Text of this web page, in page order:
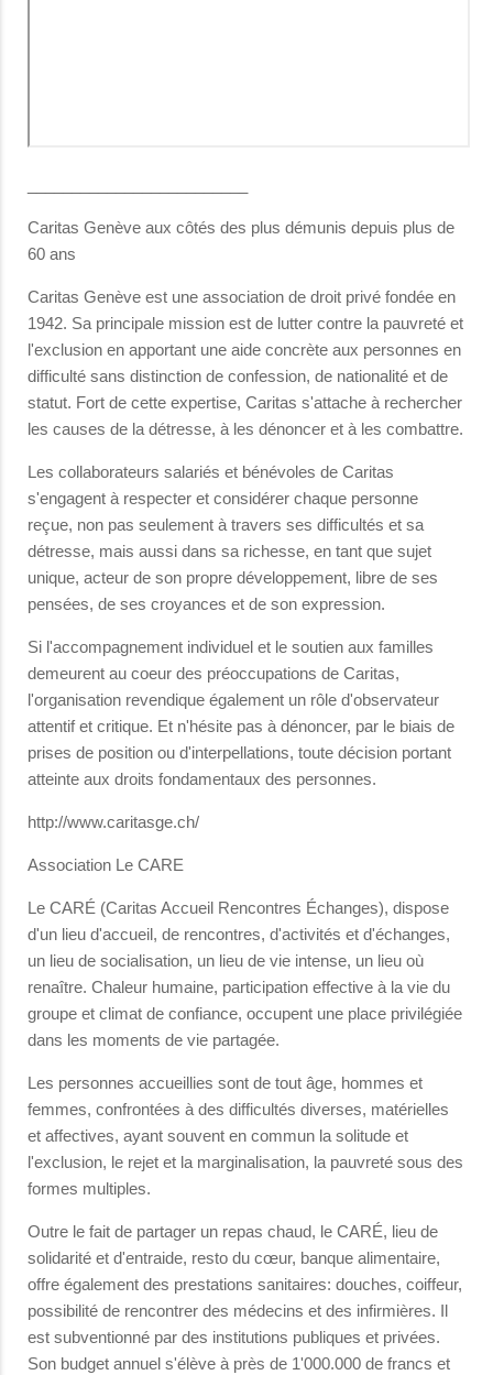
Caritas Genève aux côtés des plus démunis depuis plus de
60 ans
Caritas Genève est une association de droit privé fondée en
1942. Sa principale mission est de lutter contre la pauvreté et
l'exclusion en apportant une aide concrète aux personnes en
difficulté sans distinction de confession, de nationalité et de
statut. Fort de cette expertise, Caritas s'attache à rechercher
les causes de la détresse, à les dénoncer et à les combattre.
Les collaborateurs salariés et bénévoles de Caritas
s'engagent à respecter et considérer chaque personne
reçue, non pas seulement à travers ses difficultés et sa
détresse, mais aussi dans sa richesse, en tant que sujet
unique, acteur de son propre développement, libre de ses
pensées, de ses croyances et de son expression.
Si l'accompagnement individuel et le soutien aux familles
demeurent au coeur des préoccupations de Caritas,
l'organisation revendique également un rôle d'observateur
attentif et critique. Et n'hésite pas à dénoncer, par le biais de
prises de position ou d'interpellations, toute décision portant
atteinte aux droits fondamentaux des personnes.
http://www.caritasge.ch/
Association Le CARE
Le CARÉ (Caritas Accueil Rencontres Échanges), dispose
d'un lieu d'accueil, de rencontres, d'activités et d'échanges,
un lieu de socialisation, un lieu de vie intense, un lieu où
renaître. Chaleur humaine, participation effective à la vie du
groupe et climat de confiance, occupent une place privilégiée
dans les moments de vie partagée.
Les personnes accueillies sont de tout âge, hommes et
femmes, confrontées à des difficultés diverses, matérielles
et affectives, ayant souvent en commun la solitude et
l'exclusion, le rejet et la marginalisation, la pauvreté sous des
formes multiples.
Outre le fait de partager un repas chaud, le CARÉ, lieu de
solidarité et d'entraide, resto du cœur, banque alimentaire,
offre également des prestations sanitaires: douches, coiffeur,
possibilité de rencontrer des médecins et des infirmières. Il
est subventionné par des institutions publiques et privées.
Son budget annuel s'élève à près de 1'000.000 de francs et